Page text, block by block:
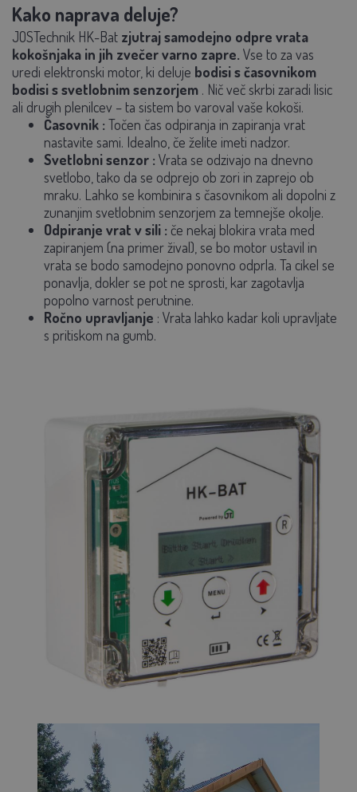
Kako naprava deluje?
JOSTechnik HK-Bat zjutraj samodejno odpre vrata
kokošnjaka in jih zvečer varno zapre. Vse to za vas
uredi elektronski motor, ki deluje bodisi s časovnikom
bodisi s svetlobnim senzorjem . Nič več skrbi zaradi lisic
ali drugih plenilcev – ta sistem bo varoval vaše kokoši.
Časovnik : Točen čas odpiranja in zapiranja vrat
nastavite sami. Idealno, če želite imeti nadzor.
Svetlobni senzor : Vrata se odzivajo na dnevno
svetlobo, tako da se odprejo ob zori in zaprejo ob
mraku. Lahko se kombinira s časovnikom ali dopolni z
zunanjim svetlobnim senzorjem za temnejše okolje.
Odpiranje vrat v sili : če nekaj blokira vrata med
zapiranjem (na primer žival), se bo motor ustavil in
vrata se bodo samodejno ponovno odprla. Ta cikel se
ponavlja, dokler se pot ne sprosti, kar zagotavlja
popolno varnost perutnine.
Ročno upravljanje : Vrata lahko kadar koli upravljate
s pritiskom na gumb.